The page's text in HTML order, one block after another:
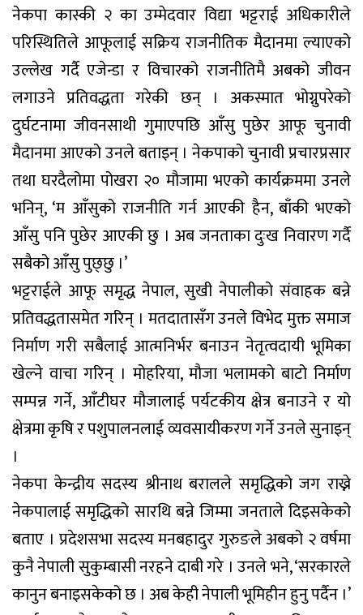
नेकपा कास्की २ का उम्मेदवार विद्या भट्टराई अधिकारीले
परिस्थितिले आफूलाई सक्रिय राजनीतिक मैदानमा ल्याएको
उल्लेख गर्दै एजेन्डा र विचारको राजनीतिमै अबको जीवन
लगाउने प्रतिवद्धता गरेकी छन् । अकस्मात भोग्नुपरेको
दुर्घटनामा जीवनसाथी गुमाएपछि आँसु पुछेर आफू चुनावी
मैदानमा आएको उनले बताइन् । नेकपाको चुनावी प्रचारप्रसार
तथा घरदैलोमा पोखरा २० मौजामा भएको कार्यक्रममा उनले
भनिन्, ‘म आँसुको राजनीति गर्न आएकी हैन, बाँकी भएको
आँसु पनि पुछेर आएकी छु । अब जनताका दुःख निवारण गर्दै
सबैको आँसु पुछ्छु ।’
भट्टराईले आफू समृद्ध नेपाल, सुखी नेपालीको संवाहक बन्ने
प्रतिवद्धतासमेत गरिन् । मतदातासँग उनले विभेद मुक्त समाज
निर्माण गरी सबैलाई आत्मनिर्भर बनाउन नेतृत्वदायी भूमिका
खेल्ने वाचा गरिन् । मोहरिया, मौजा भलामको बाटो निर्माण
सम्पन्न गर्ने, आँटीघर मौजालाई पर्यटकीय क्षेत्र बनाउने र यो
क्षेत्रमा कृषि र पशुपालनलाई व्यवसायीकरण गर्ने उनले सुनाइन्
।
नेकपा केन्द्रीय सदस्य श्रीनाथ बरालले समृद्धिको जग राख्ने
नेकपालाई समृद्धिको सारथि बन्ने जिम्मा जनताले दिइसकेको
बताए । प्रदेशसभा सदस्य मनबहादुर गुरुङले अबको २ वर्षमा
कुनै नेपाली सुकुम्बासी नरहने दाबी गरे । उनले भने, ‘सरकारले
कानुन बनाइसकेको छ । अब केही नेपाली भूमिहीन हुनु पर्दैन ।’